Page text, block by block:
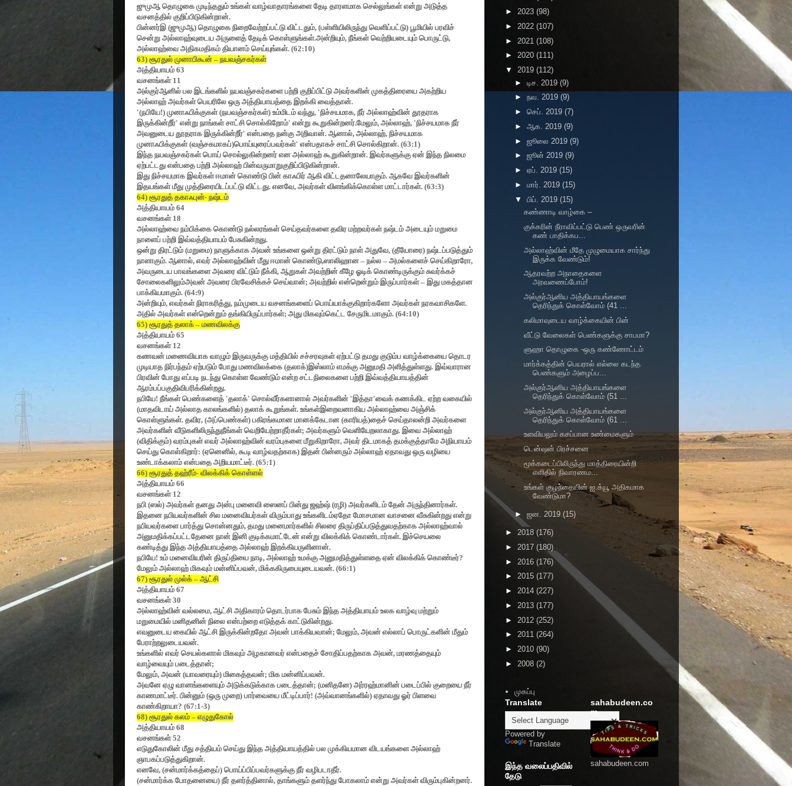
ஜுமுஆ தொழுகை முடிந்ததும் உங்கள் வாழ்வாதாரங்களை தேடி தாரளமாக செல்லுங்கள் என்று அடுத்த
வசனத்தில் குறிப்பிடுகின்றான்.
பின்னர்இ (ஜுமுஆ) தொழுகை நிறைவேற்றப்பட்டு விட்டதும், (பள்ளியிலிருந்து வெளிப்பட்டு) பூமியில் பரவிச்
சென்று அல்லாஹ்வுடைய அருளைத் தேடிக் கொள்ளுங்கள்.அன்றியும், நீங்கள் வெற்றியடையும் பொருட்டு,
அல்லாஹ்வை அதிகமதிகம் தியானம் செய்யுங்கள். (62:10)
63) சூரதுல் முனாபிகூன் – நயவஞ்சகர்கள்
அத்தியாயம் 63
வசனங்கள் 11
அல்குர்ஆனில் பல இடங்களில் நயவஞ்சகர்களை பற்றி குறிப்பிட்டு அவர்களின் முகத்திரையை அகற்றிய
அல்லாஹ் அவர்கள் பெயரிலே ஒரு அத்தியாயத்தை இறக்கி வைத்தான்.
'(நபியே!) முனாஃபிக்குகள் (நயவஞ்சகர்கள்) உம்மிடம் வந்து, 'நிச்சயமாக, நீர் அல்லாஹ்வின் தூதராக
இருக்கின்றீர்' என்று நாங்கள் சாட்சி சொல்கிறோம்' என்று கூறுகின்றனர்.மேலும், அல்லாஹ், 'நிச்சயமாக நீர்
அவனுடைய தூதராக இருக்கின்றீர்' என்பதை நன்கு அறிவான். ஆனால், அல்லாஹ், நிச்சயமாக
முனாஃபிக்குகள் (வஞ்சகமாகப்)பொய்யுரைப்பவர்கள்' என்பதாகச் சாட்சி சொல்கிறான். (63:1)
இந்த நயவஞ்சகர்கள் பொய் சொல்லுகின்றனர் என அல்லாஹ் கூறுகின்றான். இவர்களுக்கு ஏன் இந்த நிலமை
ஏற்பட்டது என்பதை பற்றி அல்லாஹ் பின்வருமாறுகுறிப்பிடுகின்றான்.
இது நிச்சயமாக இவர்கள் ஈமான் கொண்டு பின் காஃபிர் ஆகி விட்டதனாலேயாகும். ஆகவே இவர்களின்
இதயங்கள் மீது முத்திரையிடப்பட்டு விட்டது. எனவே, அவர்கள் விளங்கிக்கொள்ள மாட்டார்கள். (63:3)
64) சூரதுத் தகாஃபுன்- நஷ்டம்
அத்தியாயம் 64
வசனங்கள் 18
அல்லாஹ்வை நம்பிக்கை கொண்டு நல்லரங்கள் செய்தவர்களை தவிர மற்றவர்கள் நஷ்டம் அடையும் மறுமை
நாளைப் பற்றி இவ்வத்தியாயம் பேசுகின்றது.
ஒன்று திரட்டும் (மறுமை) நாளுக்காக அவன் உங்களை ஒன்று திரட்டும் நாள் அதுவே, (தீயோரை) நஷ்டப்படுத்தும்
நாளாகும். ஆனால், எவர் அல்லாஹ்வின் மீது ஈமான் கொண்டு,ஸாலிஹான – நல்ல – அமல்களைச் செய்கிறாரோ,
அவருடைய பாவங்களை அவரை விட்டும் நீக்கி, ஆறுகள் அவற்றின் கீழே ஓடிக் கொண்டிருக்கும் சுவர்க்கச்
சோலைகளிலும்அவன் அவரை பிரவேசிக்கச் செய்வான்; அவற்றில் என்றென்றும் இருப்பார்கள்– இது மகத்தான
பாக்கியமாகும். (64:9)
அன்றியும், எவர்கள் நிராகரித்து, நம்முடைய வசனங்களைப் பொய்யாக்குகிறார்களோ அவர்கள் நரகவாசிகளே.
அதில் அவர்கள் என்றென்றும் தங்கியிருப்பார்கள்; அது மிகவும்கெட்ட சேருமிடமாகும். (64:10)
65) சூரதுத் தலாக் – மணவிலக்கு
அத்தியாயம் 65
வசனங்கள் 12
கணவன் மணைவியாக வாழும் இருவருக்கு மத்தியில் சச்சரவுகள் ஏற்பட்டு தமது குடும்ப வாழ்க்கையை தொடர
முடியாத நிர்பந்தம் ஏற்படும் போது மணவிலக்கை (தலாக்)இஸ்லாம் எமக்கு அனுமதி அளித்துள்ளது. இவ்வாரான
பிரவின் போது எப்படி நடந்து கொள்ள வேண்டும் என்ற சட்டநிலைகளை பற்றி இவ்வத்தியாயத்தின்
ஆரம்பப்பகுதிவிபரிக்கின்றது.
நபியே! நீங்கள் பெண்களைத் 'தலாக்' சொல்வீர்களானால் அவர்களின் 'இத்தா'வைக் கணக்கிட ஏற்ற வகையில்
(மாதவிடாய் அல்லாத காலங்களில்) தலாக் கூறுங்கள். உங்கள்இறைவனாகிய அல்லாஹ்வை அஞ்சிக்
கொள்ளுங்கள். தவிர, (அப்பெண்கள்) பகிரங்கமான மானக்கேடான (காரியத்)தைச் செய்தாலன்றி அவர்களை
அவர்களின் வீடுகளிலிருந்துநீங்கள் வெறியேற்றாதீர்கள்; அவர்களும் வெளியேறலாகாது. இவை அல்லாஹ்
(விதிக்கும்) வரம்புகள் எவர் அல்லாஹ்வின் வரம்புகளை மீறுகிறாரோ, அவர் திடமாகத் தமக்குத்தாமே அநியாயம்
செய்து கொள்கிறார்: (ஏனெனில், கூடி வாழ்வதற்காக) இதன் பின்னரும் அல்லாஹ் ஏதாவது ஒரு வழியை
உண்டாக்கலாம் என்பதை அறியமாட்டீர். (65:1)
66) சூரதுத் தஹ்ரீம்- விலக்கிக் கொள்ளல்
அத்தியாயம் 66
வசனங்கள் 12
நபி (ஸல்) அவர்கள் தனது அன்பு மனைவி ஸைனப் பின்து ஜஹ்ஷ் (ரழி) அவர்களிடம் தேன் அருந்தினார்கள்.
இதனை நபியவர்களின் சில மனைவியர்கள் விரும்பாது உங்களிடம்ஏதோ மோசமான வாசனை வீசுகின்றது என்று
நபியவர்களை பார்த்து சொன்னதும், தமது மனைமார்களில் சிலரை திருப்திப்படுத்துவதற்காக அல்லாஹ்வால்
அனுமதிக்கப்பட்டதேனை நான் இனி குடிக்கமாட்டேன் என்று விலக்கிக் கொண்டார்கள். இச்செயலை
கண்டித்து இந்த அத்தியாயத்தை அல்லாஹ் இறக்கியருளினான்.
நபியே! உம் மனைவியரின் திருப்தியை நாடி, அல்லாஹ் உமக்கு அனுமதித்துள்ளதை ஏன் விலக்கிக் கொண்டீர்?
மேலும் அல்லாஹ் மிகவும் மன்னிப்பவன், மிக்ககிருபையுடையவன். (66:1)
67) சூரதுல் முல்க் – ஆட்சி
அத்தியாயம் 67
வசனங்கள்30
அல்லாஹ்வின் வல்லமை, ஆட்சி அதிகாரம் தொடர்பாக பேசும் இந்த அத்தியாயம் உலக வாழ்வு மற்றும்
மறுமையில் மனிதனின் நிலை என்பற்றை எடுத்தக் காட்டுகின்றது.
எவனுடைய கையில் ஆட்சி இருக்கின்றதோ அவன் பாக்கியவான்; மேலும், அவன் எல்லாப் பொருட்களின் மீதும்
பேராற்றலுடையவன்.
உங்களில் எவர் செயல்களால் மிகவும் அழகானவர் என்பதைச் சோதிப்பதற்காக அவன், மரணத்தையும்
வாழ்வையும் படைத்தான்;
மேலும், அவன் (யாவரையும்) மிகைத்தவன்; மிக மன்னிப்பவன்.
அவனே ஏழு வானங்களையும் அடுக்கடுக்காக படைத்தான்; (மனிதனே) அர்ரஹ்மானின் படைப்பில் குறையை நீர்
காணமாட்டீர். பின்னும் (ஒரு முறை) பார்வையை மீட்டிப்பார்! (அவ்வானங்களில்) ஏதாவது ஓர் பிளவை
காண்கிறாயா? (67:1-3)
68) சூரதுல் கலம் – எழுதுகோல்
அத்தியாயம் 68
வசனங்கள்52
எடுதுகோலின் மீது சத்தியம் செய்து இந்த அத்தியாயத்தில் பல முக்கியமான விடயங்களை அல்லாஹ்
ஞாபகப்படுத்துகிறான்.
எனவே, (சன்மார்க்கத்தைப்) பொய்ப்பிப்பவர்களுக்கு நீர் வழிபடாதீர்.
(சன்மார்க்க போதனையை) நீர் தளர்த்தினால், தாங்களும் தளர்ந்து போகலாம் என்று அவர்கள் விரும்புகின்றனர்.
► 2023 (98)
► 2022 (107)
► 2021 (108)
► 2020 (111)
▼ 2019 (112)
► டிச. 2019 (9)
► நவ. 2019 (9)
► செப். 2019 (7)
► ஆக. 2019 (9)
► ஜூலை 2019 (9)
► ஜூன் 2019 (9)
► ஏப். 2019 (15)
► மார். 2019 (15)
▼ பிப். 2019 (15)
கண்ணாடி வாழ்கை –
குக்கரின் நீராவிப்பட்டு பெண் ஒருவரின்
கண் பாதிக்கப...
அல்லாஹ்வின் மீதே முழுமையாக சார்ந்து
இருக்க வேண்டும்!
ஆதரவற்ற அநாதைகளை
அரவணைப்போம்!
அல்குர்ஆனிய அத்தியாயங்களை
தெரிந்துக் கொள்வோம் (41 ...
கலிமாவுடைய வாழ்க்கையின் பின்
வீட்டு வேலைகள் பெண்களுக்கு சாபமா?
ளுஹா தொழுகை -ஒரு கண்ணோட்டம்
மார்க்கத்தின் பெயரால் எல்லை கடந்த
பெண்களும் அழைப்ப...
அல்குர்ஆனிய அத்தியாயங்களை
தெரிந்துக் கொள்வோம் (51 ...
அல்குர்ஆனிய அத்தியாயங்களை
தெரிந்துக் கொள்வோம் (61 ...
உளவியலும் கசப்பான உண்மைகளும்
டென்ஷன் பிரச்சனை
மூக்கடைப்பிலிருந்து மாத்திரையின்றி
எளிதில் நிவாரணம...
உங்கள் குழந்தையின் ஐ.க்யூ அதிகமாக
வேண்டுமா?
► ஜன. 2019 (15)
► 2018 (176)
► 2017 (180)
► 2016 (176)
► 2015 (177)
► 2014 (227)
► 2013 (177)
► 2012 (252)
► 2011 (264)
► 2010 (90)
► 2008 (2)
முகப்பு
Translate
Powered by
Translate
இந்த வலைப்பதிவில்
தேடு
sahabudeen.co
m
sahabudeen.com